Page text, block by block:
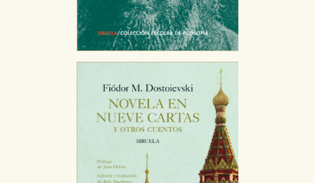
Estas cookies se utilizan para mejorar su experiencia
de navegación y optimizar el funcionamiento de
nuestro sitio web. Almacenan configuraciones de
servicios para que no tenga que reconfigurarlos cada
vez que nos visita. La información es agregada y, por lo
tanto, es anónima.
Estas cookies son gestionadas por nuestros socios
publicitarios y se utilizan para mostrar publicidad
relevante para sus intereses en otros sitios. No
almacenan directamente información personal sino
que se basan en la identificación única de su